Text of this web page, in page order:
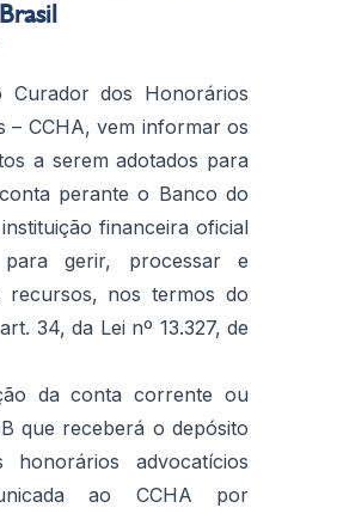
Curador dos Honorários
– CCHA, vem informar os
a serem adotados para
perante o Banco do
financeira oficial
para gerir, processar e
recursos, nos termos do
34, da Lei nº 13.327, de
da conta corrente ou
que receberá o depósito
honorários advocatícios
ao CCHA por